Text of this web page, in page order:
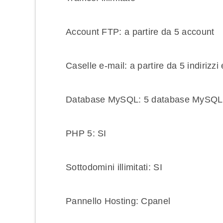
Account FTP: a partire da 5 account
Caselle e-mail: a partire da 5 indirizzi
Database MySQL: 5 database
PHP 5: SI
Sottodomini illimitati: SI
Pannello Hosting: Cpanel